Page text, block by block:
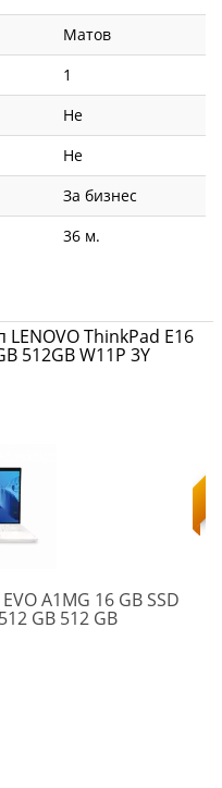
Матов
1
Не
Не
За бизнес
36 м.
ThinkPad E16
512GB W11P 3Y
A1MG 16 GB SSD
GB 512 GBPRESTIGE